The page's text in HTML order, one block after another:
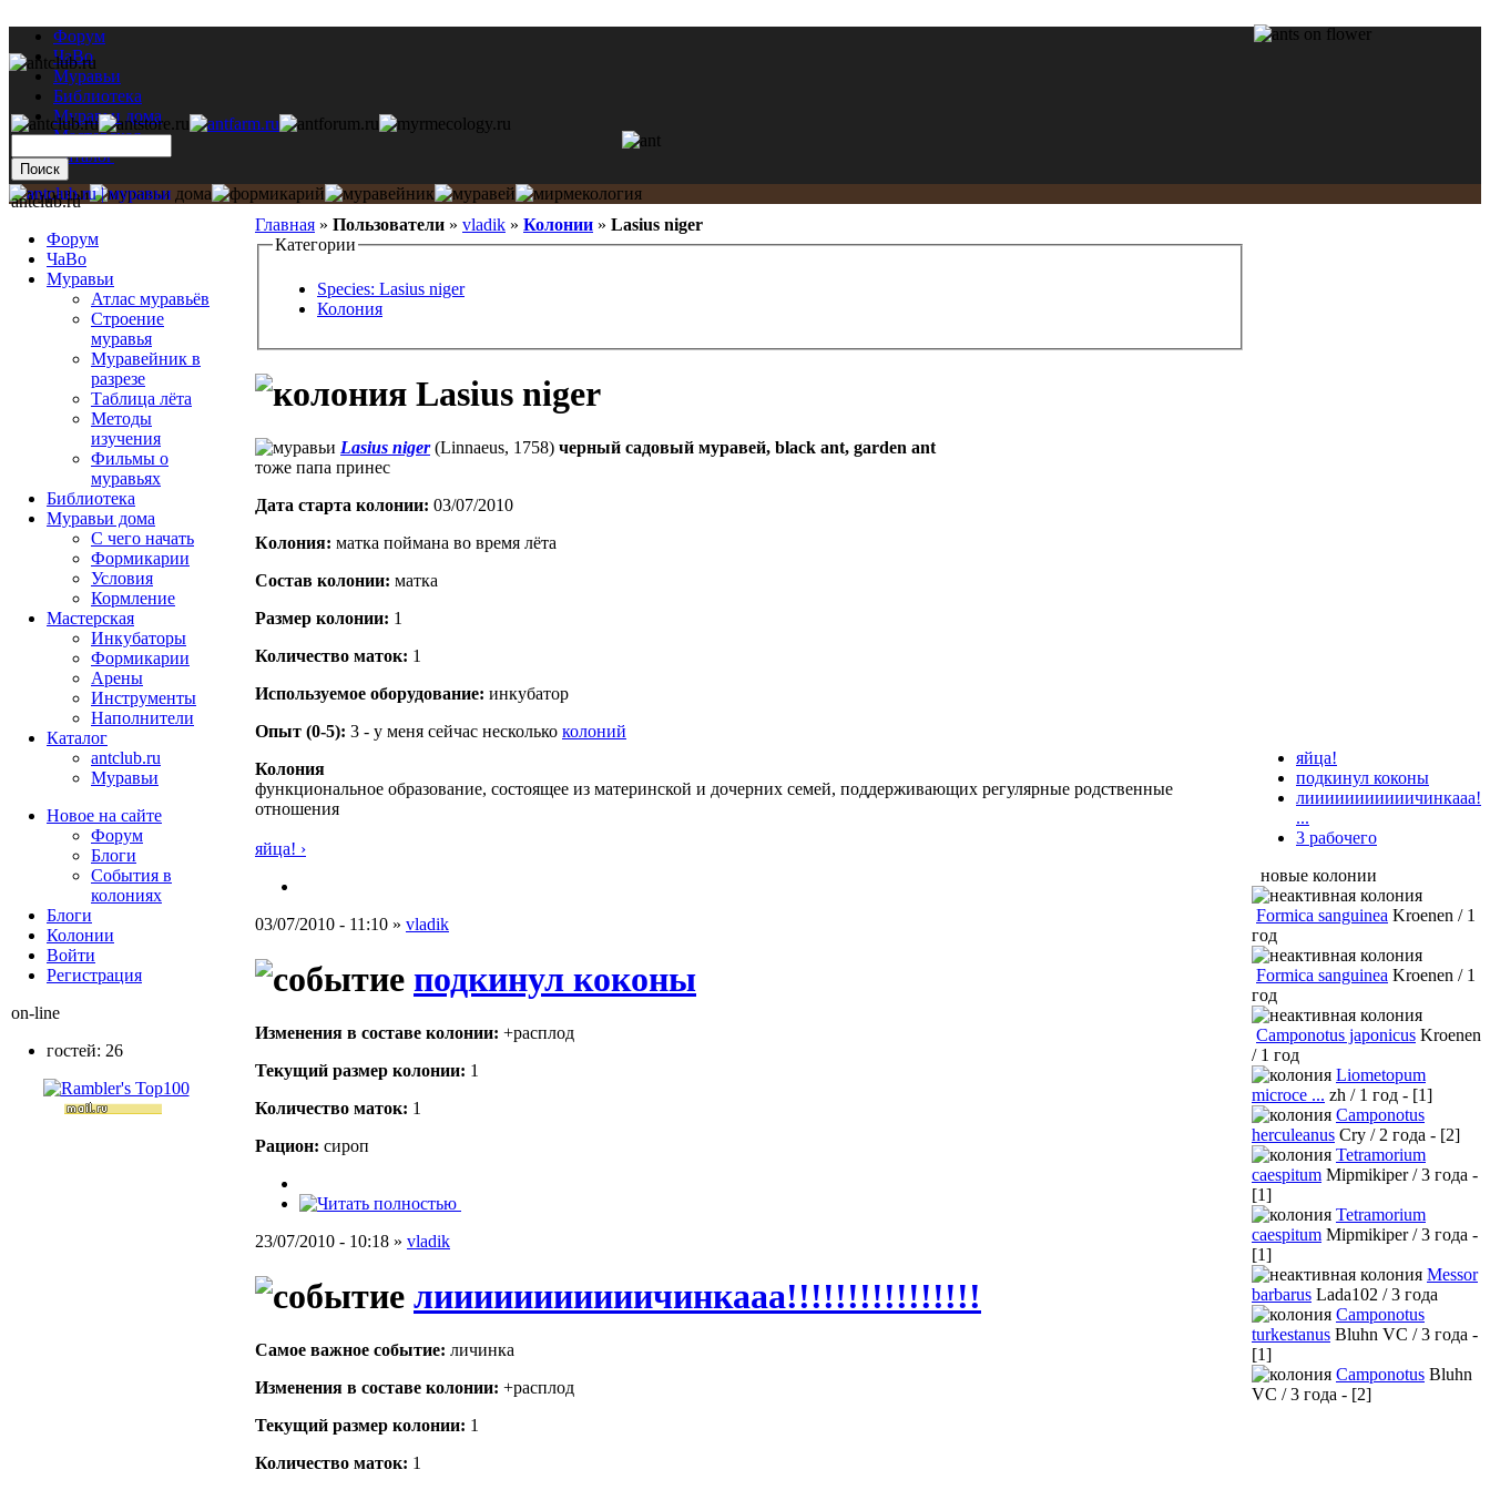
Форум
ЧаВо
Муравьи
Библиотека
Муравьи дома
Мастерская
Каталог
Главная » Пользователи » vladik » Колонии » Lasius niger
Категории
Species: Lasius niger
Колония
Lasius niger
Lasius niger(Linnaeus, 1758) черный садовый муравей, black ant, garden ant
тоже папа принес
Дата старта кoлонии: 03/07/2010
Кoлония: матка поймана во время лёта
Состав кoлонии: матка
Размер кoлонии: 1
Количество маток: 1
Используемое оборудование: инкубатор
Опыт (0-5): 3 - у меня сейчас несколько колоний
Колония
функциональное образование, состоящее из материнской и дочерних семей, поддерживающих регулярные родственные
отношения
яйца! ›
03/07/2010 - 11:10 » vladik
подкинул коконы
Изменения в составе кoлонии: +расплод
Текущий размер кoлонии: 1
Количество маток: 1
Рацион: сироп
23/07/2010 - 10:18 » vladik
лииииииииииичинкааа!!!!!!!!!!!!!!!!
Самое важное событие: личинка
Изменения в составе кoлонии: +расплод
Текущий размер кoлонии: 1
Количество маток: 1
antclub.ru
Форум
ЧаВо
Муравьи
Атлас муравьёв
Строение
муравья
Муравейник в
разрезе
Таблица лёта
Методы
изучения
Фильмы о
муравьях
Библиотека
Муравьи дома
С чего начать
Формикарии
Условия
Кормление
Мастерская
Инкубаторы
Формикарии
Арены
Инструменты
Наполнители
Каталог
antclub.ru
Муравьи
Новое на сайте
Форум
Блоги
События в
колониях
Блоги
Колонии
Войти
Peгиcтpaция
on-line
гостей: 26
яйца!
подкинул коконы
лииииииииииичинкааа!
...
3 рабочего
новые колонии
Formica sanguinea Kroenen / 1
год
Formica sanguinea Kroenen / 1
год
Camponotus japonicus Kroenen
/ 1 год
Liometopum
microce ... zh / 1 год - [1]
Camponotus
herculeanus Cry / 2 года - [2]
Tetramorium
caespitum Mipmikiper / 3 года -
[1]
Tetramorium
caespitum Mipmikiper / 3 года -
[1]
Messor
barbarus Lada102 / 3 года
Camponotus
turkestanus Bluhn VC / 3 года -
[1]
Camponotus Bluhn
VC / 3 года - [2]